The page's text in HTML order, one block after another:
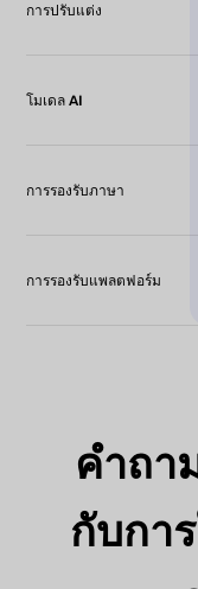
การปรับแต่ง
โมเดล AI
การรองรับภาษา
การรองรับแพลตฟอร์ม
คำถา
กับกา